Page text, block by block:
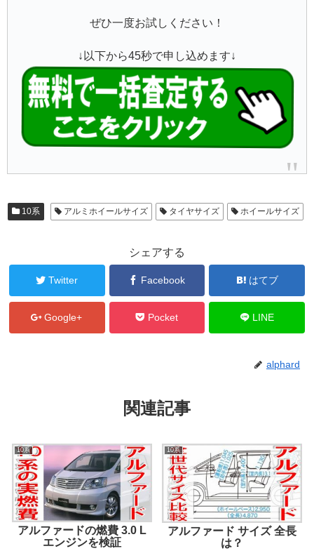
ぜひ一度お試しください！
↓以下から45秒で申し込めます↓
10系 アルミホイールサイズ タイヤサイズ ホイールサイズ
シェアする
Twitter Facebook はてブ
Google+ Pocket LINE
alphard
関連記事
10系
アルファードの燃費 3.0 L
エンジンを検証
10系
アルファード サイズ 全長
は？